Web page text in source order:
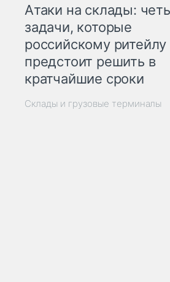
Атаки на склады:
задачи, которые
российскому ритейлу
предстоит решить в
кратчайшие сроки
Склады и грузовые терминалы